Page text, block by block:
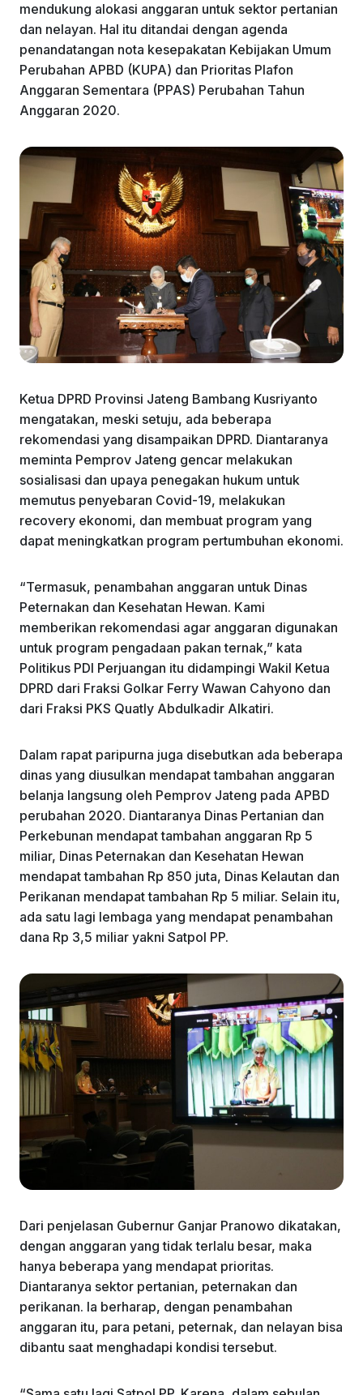
mendukung alokasi anggaran untuk sektor pertanian
dan nelayan. Hal itu ditandai dengan agenda
penandatangan nota kesepakatan Kebijakan Umum
Perubahan APBD (KUPA) dan Prioritas Plafon
Anggaran Sementara (PPAS) Perubahan Tahun
Anggaran 2020.
Ketua DPRD Provinsi Jateng Bambang Kusriyanto
mengatakan, meski setuju, ada beberapa
rekomendasi yang disampaikan DPRD. Diantaranya
meminta Pemprov Jateng gencar melakukan
sosialisasi dan upaya penegakan hukum untuk
memutus penyebaran Covid-19, melakukan
recovery ekonomi, dan membuat program yang
dapat meningkatkan program pertumbuhan ekonomi.
“Termasuk, penambahan anggaran untuk Dinas
Peternakan dan Kesehatan Hewan. Kami
memberikan rekomendasi agar anggaran digunakan
untuk program pengadaan pakan ternak,” kata
Politikus PDI Perjuangan itu didampingi Wakil Ketua
DPRD dari Fraksi Golkar Ferry Wawan Cahyono dan
dari Fraksi PKS Quatly Abdulkadir Alkatiri.
Dalam rapat paripurna juga disebutkan ada beberapa
dinas yang diusulkan mendapat tambahan anggaran
belanja langsung oleh Pemprov Jateng pada APBD
perubahan 2020. Diantaranya Dinas Pertanian dan
Perkebunan mendapat tambahan anggaran Rp 5
miliar, Dinas Peternakan dan Kesehatan Hewan
mendapat tambahan Rp 850 juta, Dinas Kelautan dan
Perikanan mendapat tambahan Rp 5 miliar. Selain itu,
ada satu lagi lembaga yang mendapat penambahan
dana Rp 3,5 miliar yakni Satpol PP.
Dari penjelasan Gubernur Ganjar Pranowo dikatakan,
dengan anggaran yang tidak terlalu besar, maka
hanya beberapa yang mendapat prioritas.
Diantaranya sektor pertanian, peternakan dan
perikanan. Ia berharap, dengan penambahan
anggaran itu, para petani, peternak, dan nelayan bisa
dibantu saat menghadapi kondisi tersebut.